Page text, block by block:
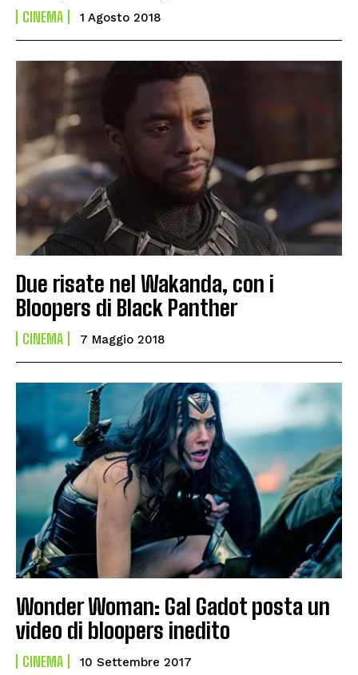
CINEMA 1 Agosto 2018
Due risate nel Wakanda, con i
Bloopers di Black Panther
CINEMA 7 Maggio 2018
Wonder Woman: Gal Gadot posta un
video di bloopers inedito
CINEMA 10 Settembre 2017